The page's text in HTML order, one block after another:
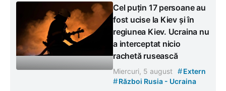
Cel puțin 17 persoane au
fost ucise la Kiev și în
regiunea Kiev. Ucraina nu
a interceptat nicio
rachetă rusească
Miercuri, 5 august #Extern
#Război Rusia - Ucraina